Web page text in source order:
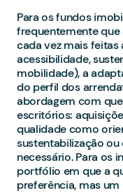
Para os fundos
frequentemente que
cada vez mais
acessibilidade,
mobilidade), a
do perfil dos
abordagem com
escritórios:
qualidade como
sustentabilização
necessário. Para os
portfólio em que a
preferência, mas